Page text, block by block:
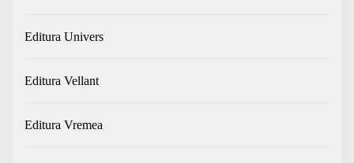
Editura Univers
Editura Vellant
Editura Vremea